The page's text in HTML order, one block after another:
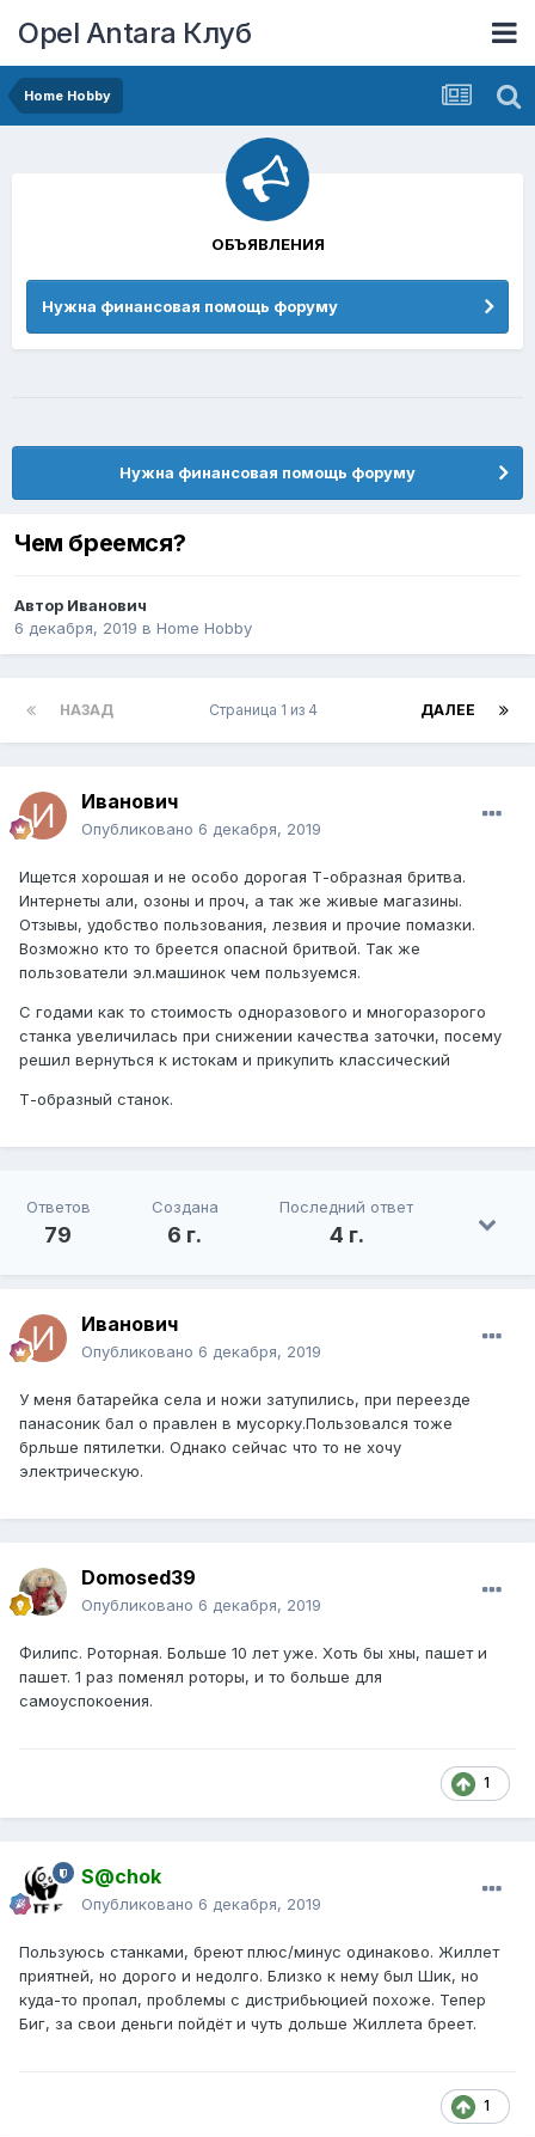
Opel Antara Клуб
Home Hobby
Нужна финансовая помощь форуму
Чем бреемся?
Автор Иванович
6 декабря, 2019 в Home Hobby
НАЗАД ДАЛЕЕ
Страница 1 из 4
Иванович
Опубликовано 6 декабря, 2019
Ищется хорошая и не особо дорогая Т-образная бритва.
Интернеты али, озоны и проч, а так же живые магазины.
Отзывы, удобство пользования, лезвия и прочие помазки.
Возможно кто то бреется опасной бритвой. Так же
пользователи эл.машинок чем пользуемся.
С годами как то стоимость одноразового и многоразорого
станка увеличилась при снижении качества заточки, посему
решил вернуться к истокам и прикупить классический
Т-образный станок.
Ответов
79
Создана
6 г.
Последний ответ
4 г.
Иванович
Опубликовано 6 декабря, 2019
У меня батарейка села и ножи затупились, при переезде
панасоник бал о правлен в мусорку.Пользовался тоже
брльше пятилетки. Однако сейчас что то не хочу
электрическую.
Domosed39
Опубликовано 6 декабря, 2019
Филипс. Роторная. Больше 10 лет уже. Хоть бы хны, пашет и
пашет. 1 раз поменял роторы, и то больше для
самоуспокоения.
1
S@chok
Опубликовано 6 декабря, 2019
Пользуюсь станками, бреют плюс/минус одинаково. Жиллет
приятней, но дорого и недолго. Близко к нему был Шик, но
куда-то пропал, проблемы с дистрибьюцией похоже. Тепер
Биг, за свои деньги пойдёт и чуть дольше Жиллета бреет.
1
ОБЪЯВЛЕНИЯ
Нужна финансовая помощь форуму